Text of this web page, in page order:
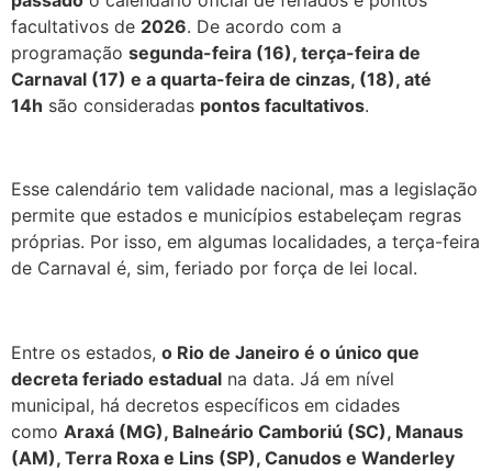
facultativos de 2026. De acordo com a
programação segunda-feira (16), terça-feira de
Carnaval (17) e a quarta-feira de cinzas, (18), até
14h são consideradas pontos facultativos.
Esse calendário tem validade nacional, mas a legislação
permite que estados e municípios estabeleçam regras
próprias. Por isso, em algumas localidades, a terça-feira
de Carnaval é, sim, feriado por força de lei local.
Entre os estados, o Rio de Janeiro é o único que
decreta feriado estadual na data. Já em nível
municipal, há decretos específicos em cidades
como Araxá (MG), Balneário Camboriú (SC), Manaus
(AM), Terra Roxa e Lins (SP), Canudos e Wanderley